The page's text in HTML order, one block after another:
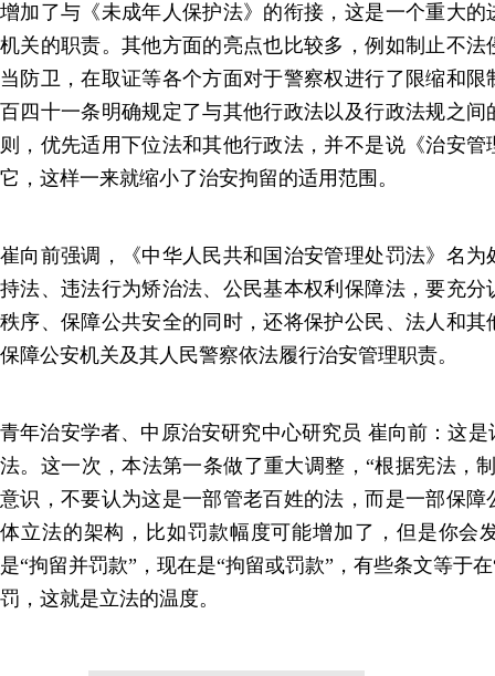
增加了与《未成年人保护法》的衔接，这是一个重大
机关的职责。其他方面的亮点也比较多，例如制止不
当防卫，在取证等各个方面对于警察权进行了限缩和
百四十一条明确规定了与其他行政法以及行政法规之
则，优先适用下位法和其他行政法，并不是说《治安
它，这样一来就缩小了治安拘留的适用范围。
崔向前强调，《中华人民共和国治安管理处罚法》名
持法、违法行为矫治法、公民基本权利保障法，要充
秩序、保障公共安全的同时，还将保护公民、法人和
保障公安机关及其人民警察依法履行治安管理职责。
青年治安学者、中原治安研究中心研究员 崔向前：这
法。这一次，本法第一条做了重大调整，“根据宪法，
意识，不要认为这是一部管老百姓的法，而是一部保
体立法的架构，比如罚款幅度可能增加了，但是你会
是“拘留并罚款”，现在是“拘留或罚款”，有些条文等于
罚，这就是立法的温度。